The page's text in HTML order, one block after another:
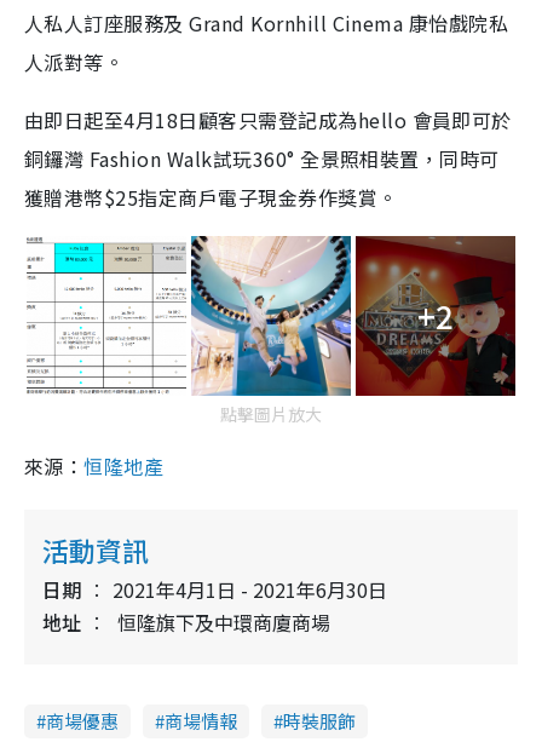
人私人訂座服務及 Grand Kornhill Cinema 康怡戲院私
人派對等。
由即日起至4月18日顧客只需登記成為hello 會員即可於
銅鑼灣 Fashion Walk試玩360° 全景照相裝置，同時可
獲贈港幣$25指定商戶電子現金券作獎賞。
+2
點擊圖片放大
來源：恒隆地產
活動資訊
日期
2021年4月1日 - 2021年6月30日
地址
恒隆旗下及中環商廈商場
商場優惠 商場情報 時裝服飾